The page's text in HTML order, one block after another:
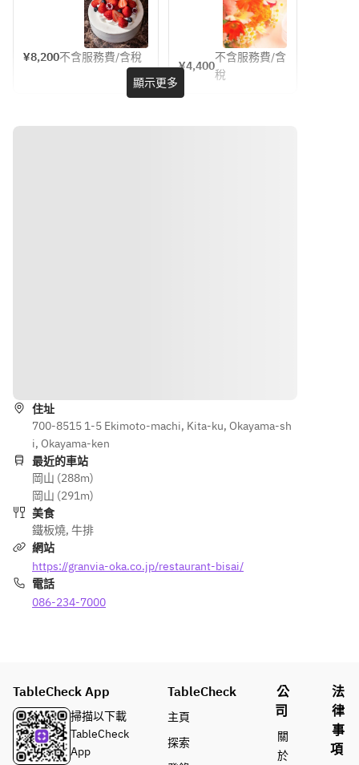
18cm
¥8,200不含服務費/含稅
¥4,400
不含服務費/含
稅
顯示更多
住址
700-8515 1-5 Ekimoto-machi, Kita-ku, Okayama-sh
i, Okayama-ken
最近的車站
岡山 (288m)
岡山 (291m)
美食
鐵板燒, 牛排
網站
https://granvia-oka.co.jp/restaurant-bisai/
電話
086-234-7000
TableCheck App
掃描以下載
TableCheck
App
TableCheck
主頁
探索
公
司
關
於
法
律
事
項